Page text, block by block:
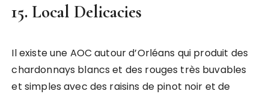
15. Local Delicacies
Il existe une AOC autour d’Orléans qui produit des
chardonnays blancs et des rouges très buvables
et simples avec des raisins de pinot noir et de